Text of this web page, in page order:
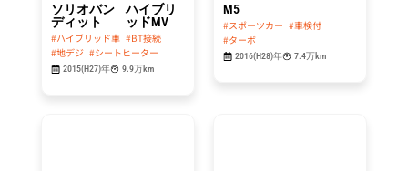
ソリオバン
ディット
ハイブリ
ッドMV
#ハイブリッド車 #BT接続
#地デジ #シートヒーター
2015(H27)年 9.9万km
M5
#スポーツカー #車検付
#ターボ
2016(H28)年 7.4万km